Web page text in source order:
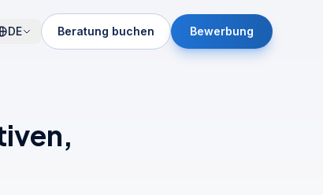
DE Beratung buchen Bewerbung